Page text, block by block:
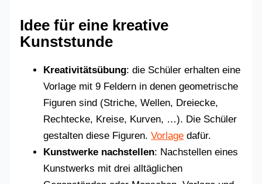
Idee für eine kreative
Kunststunde
Kreativitätsübung: die Schüler erhalten eine
Vorlage mit 9 Feldern in denen geometrische
Figuren sind (Striche, Wellen, Dreiecke,
Rechtecke, Kreise, Kurven, …). Die Schüler
gestalten diese Figuren.Vorlage dafür.
Kunstwerke nachstellen: Nachstellen eines
Kunstwerks mit drei alltäglichen